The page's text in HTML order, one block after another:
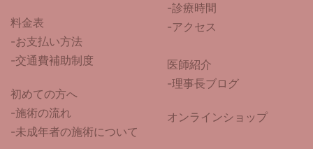
料金表
-お支払い方法
-交通費補助制度
初めての方へ
-施術の流れ
-未成年者の施術について
-診療時間
-アクセス
医師紹介
-理事長ブログ
オンラインショップ